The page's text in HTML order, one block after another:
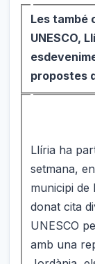
Les també
UNESCO,
propostes
Llíria ha
setmana,
municipi de
donat cita
UNESCO
amb una